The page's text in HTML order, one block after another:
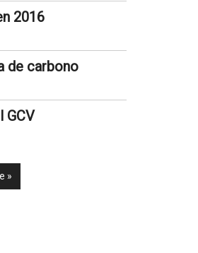
2016
de carbono
GCV
»